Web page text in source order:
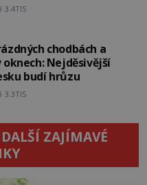
3.4TIS
chodbách a
Nejděsivější
budí hrůzu
3.3TIS
ZAJÍMAVÉ